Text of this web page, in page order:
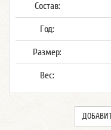
Состав:
Год:
Размер:
Вес: